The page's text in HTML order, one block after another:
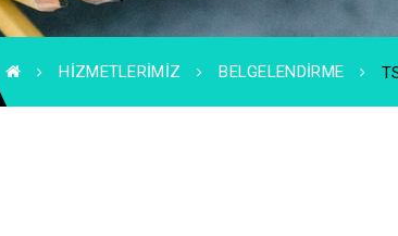
HIZMETLERIMIZ BELGELENDIRME